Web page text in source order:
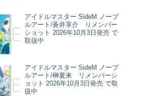
アイドルマスター SideM ノーブ
ルアート/蒼井享介 リメンバー
ショット 2026年10月3日発売 で
取扱中
アイドルマスター SideM ノーブ
ルアート/榊夏来 リメンバーシ
ョット 2026年10月3日発売 で取
扱中